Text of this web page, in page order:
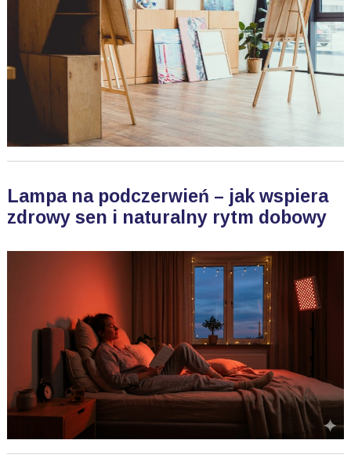
Lampa na podczerwień – jak wspiera
zdrowy sen i naturalny rytm dobowy